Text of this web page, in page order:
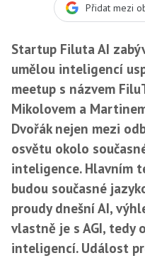
Přidat mezi
Startup Filuta AI
umělou inteligencí
meetup s názvem
Mikolovem a
Dvořák nejen mezi
osvětu okolo
inteligence. Hlavním
budou současné
proudy dnešní AI,
vlastně je s AGI, tedy
inteligencí. Událost